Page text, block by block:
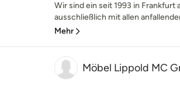
Wir sind ein seit 1993 in Frankfurt
ausschließlich mit allen
Mehr
Möbel Lippold MC